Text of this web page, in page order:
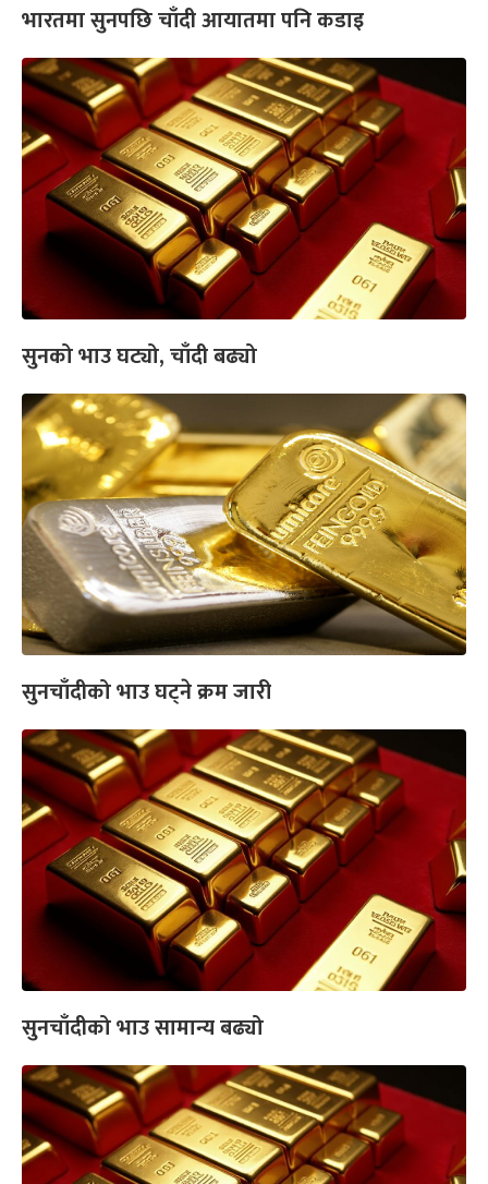
भारतमा सुनपछि चाँदी आयातमा पनि कडाइ
सुनको भाउ घट्यो, चाँदी बढ्यो
सुनचाँदीको भाउ घट्ने क्रम जारी
सुनचाँदीको भाउ सामान्य बढ्यो